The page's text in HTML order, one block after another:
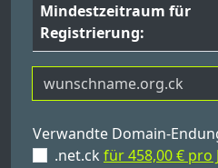
Mindestzeitraum für
Registrierung:
Verwandte Domain-
.net.ck für 458,00 € pro